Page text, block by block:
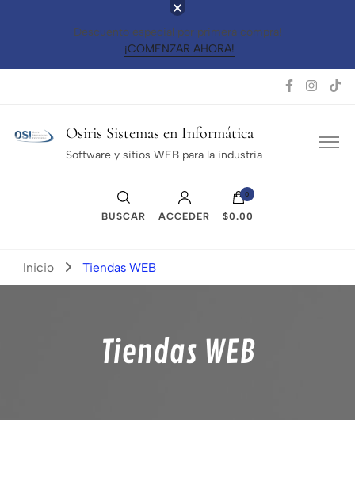
Descuento especial por primera compra!
¡COMENZAR AHORA!
Osiris Sistemas en Informática
Software y sitios WEB para la industria
BUSCAR ACCEDER
0
$0.00
Inicio Tiendas WEB
Tiendas WEB